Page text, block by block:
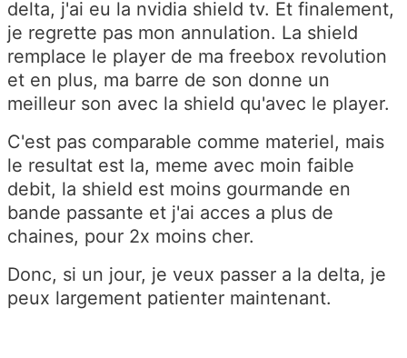
delta, j'ai eu la nvidia shield tv. Et finalement,
je regrette pas mon annulation. La shield
remplace le player de ma freebox revolution
et en plus, ma barre de son donne un
meilleur son avec la shield qu'avec le player.
C'est pas comparable comme materiel, mais
le resultat est la, meme avec moin faible
debit, la shield est moins gourmande en
bande passante et j'ai acces a plus de
chaines, pour 2x moins cher.
Donc, si un jour, je veux passer a la delta, je
peux largement patienter maintenant.